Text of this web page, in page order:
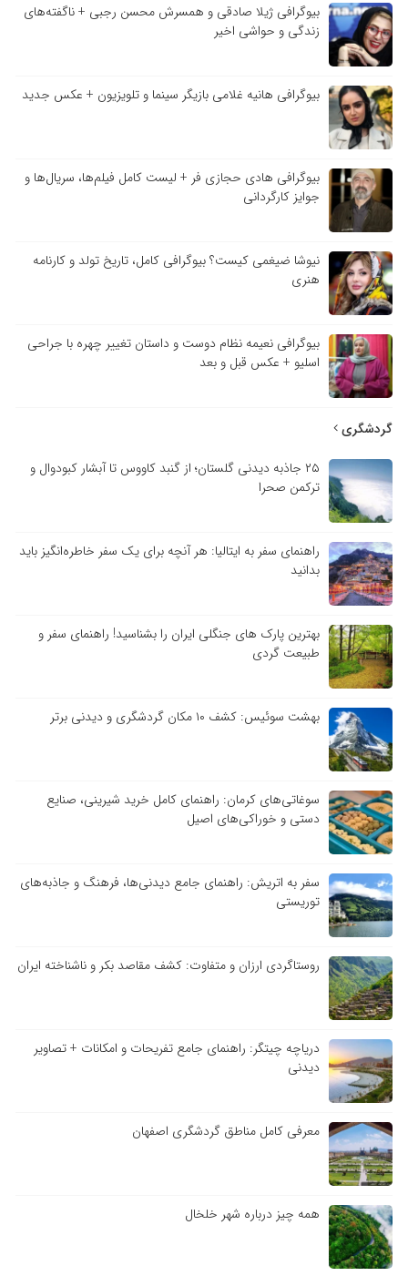
بیوگرافی ژیلا صادقی و همسرش محسن رجبی + ناگفته‌های
زندگی و حواشی اخیر
بیوگرافی هانیه غلامی بازیگر سینما و تلویزیون + عکس جدید
بیوگرافی هادی حجازی فر + لیست کامل فیلم‌ها، سریال‌ها و
جوایز کارگردانی
نیوشا ضیغمی کیست؟ بیوگرافی کامل، تاریخ تولد و کارنامه
هنری
بیوگرافی نعیمه نظام دوست و داستان تغییر چهره با جراحی
اسلیو + عکس قبل و بعد
گردشگری
۲۵ جاذبه دیدنی گلستان؛ از گنبد کاووس تا آبشار کبودوال و
ترکمن صحرا
راهنمای سفر به ایتالیا: هر آنچه برای یک سفر خاطره‌انگیز باید
بدانید
بهترین پارک های جنگلی ایران را بشناسید! راهنمای سفر و
طبیعت گردی
بهشت سوئیس: کشف ۱۰ مکان گردشگری و دیدنی برتر
سوغاتی‌های کرمان: راهنمای کامل خرید شیرینی، صنایع
دستی و خوراکی‌های اصیل
سفر به اتریش: راهنمای جامع دیدنی‌ها، فرهنگ و جاذبه‌های
توریستی
روستاگردی ارزان و متفاوت: کشف مقاصد بکر و ناشناخته ایران
دریاچه چیتگر: راهنمای جامع تفریحات و امکانات + تصاویر
دیدنی
معرفی کامل مناطق گردشگری اصفهان
همه چیز درباره شهر خلخال